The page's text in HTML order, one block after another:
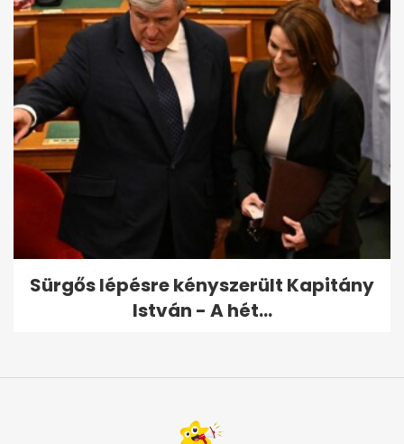
Sürgős lépésre kényszerült Kapitány
István - A hét...